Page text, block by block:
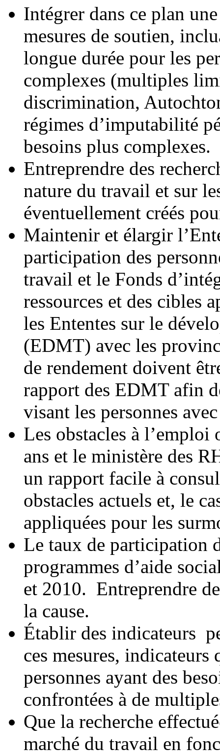
Intégrer dans ce plan
mesures de soutien,
longue durée pour les
complexes (multiples
discrimination,
régimes d’imputabilité
besoins plus complexes.
Entreprendre des
nature du travail et sur
éventuellement créés
Maintenir et élargir
participation des
travail et le Fonds
ressources et des cibles
les Ententes sur le
(EDMT) avec les
de rendement doivent
rapport des EDMT afin
visant les personnes
Les obstacles à
ans et le ministère des
un rapport facile à
obstacles actuels et, le
appliquées pour les
Le taux de participation
programmes d’aide
et 2010. Entreprendre
la cause.
Établir des indicateurs
ces mesures,
personnes ayant des
confrontées à de
Que la recherche
marché du travail en